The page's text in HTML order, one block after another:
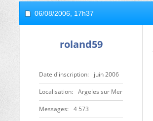
06/08/2006, 17h37
roland59
Date d'inscription juin 2006
Localisation Argeles sur Mer
Messages 4 573